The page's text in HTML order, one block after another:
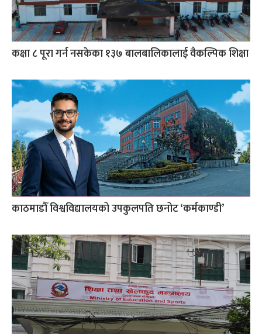
कक्षा ८ पूरा गर्न नसकेका १३७ बालबालिकालाई वैकल्पिक शिक्षा
काठमाडौँ विश्वविद्यालयको उपकुलपति छनोट ‘कर्मकाण्डी’